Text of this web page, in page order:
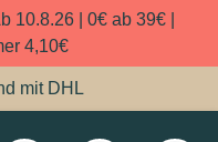
10.8.26 | 0€ ab 39€ |
4,10€